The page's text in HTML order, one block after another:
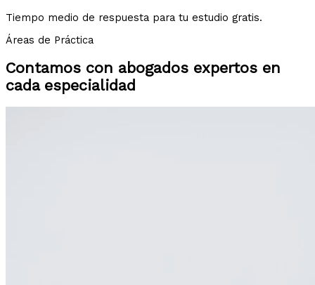
Tiempo medio de respuesta para tu estudio gratis.
Áreas de Práctica
Contamos con abogados expertos en
cada especialidad